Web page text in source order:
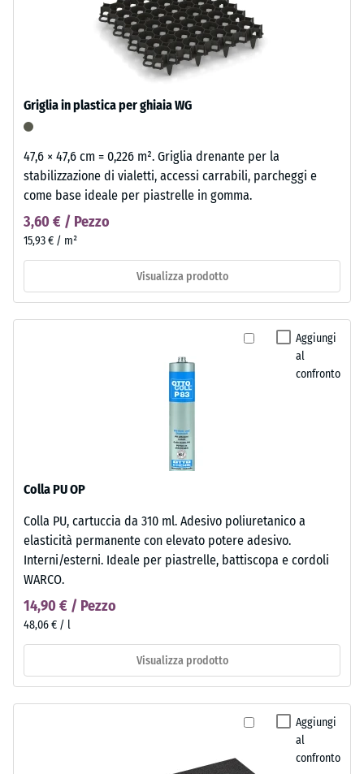
Griglia in plastica per ghiaia WG
47,6 × 47,6 cm = 0,226 m². Griglia drenante per la
stabilizzazione di vialetti, accessi carrabili, parcheggi e
come base ideale per piastrelle in gomma.
3,60 € / Pezzo
15,93 € / m²
Visualizza prodotto
Aggiungi
al
confronto
Colla PU OP
Colla PU, cartuccia da 310 ml. Adesivo poliuretanico a
elasticità permanente con elevato potere adesivo.
Interni/esterni. Ideale per piastrelle, battiscopa e cordoli
WARCO.
14,90 € / Pezzo
48,06 € / l
Visualizza prodotto
Aggiungi
al
confronto